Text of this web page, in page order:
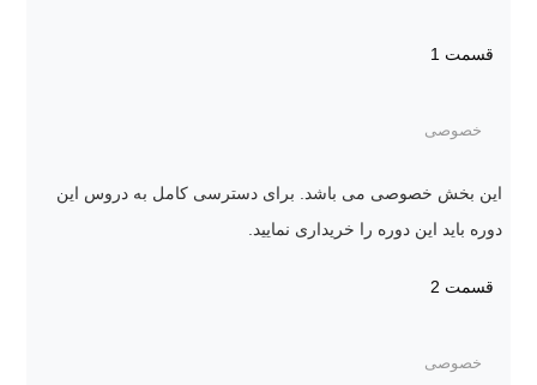
قسمت 1
خصوصی
این بخش خصوصی می باشد. برای دسترسی کامل به دروس این
دوره باید این دوره را خریداری نمایید.
قسمت 2
خصوصی